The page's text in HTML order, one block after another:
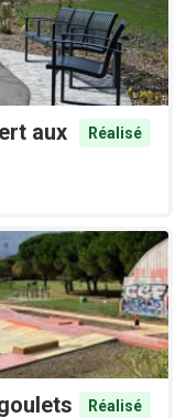
aux
Réalisé
Réalisé